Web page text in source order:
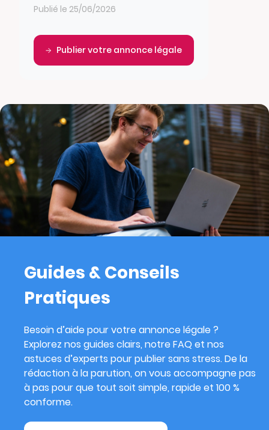
Publié le 25/06/2026
Publier votre annonce légale
Guides & Conseils
Pratiques
Besoin d’aide pour votre annonce légale ?
Explorez nos guides clairs, notre FAQ et nos
astuces d’experts pour publier sans stress. De la
rédaction à la parution, on vous accompagne pas
à pas pour que tout soit simple, rapide et 100 %
conforme.